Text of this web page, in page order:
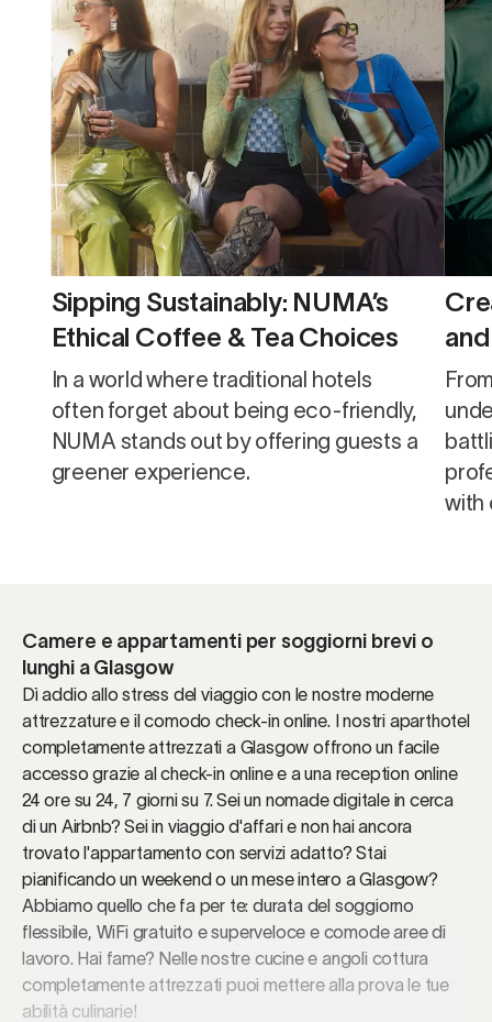
Sipping Sustainably: NUMA’s
Ethical Coffee & Tea Choices
In a world where traditional hotels
often forget about being eco-friendly,
NUMA stands out by offering guests a
greener experience.
with
Camere e appartamenti per soggiorni brevi o
lunghi a Glasgow
Dì addio allo stress del viaggio con le nostre moderne
attrezzature e il comodo check-in online. I nostri aparthotel
completamente attrezzati a Glasgow offrono un facile
accesso grazie al check-in online e a una reception online
24 ore su 24, 7 giorni su 7. Sei un nomade digitale in cerca
di un Airbnb? Sei in viaggio d'affari e non hai ancora
trovato l'appartamento con servizi adatto? Stai
pianificando un weekend o un mese intero a Glasgow?
Abbiamo quello che fa per te: durata del soggiorno
flessibile, WiFi gratuito e superveloce e comode aree di
lavoro. Hai fame? Nelle nostre cucine e angoli cottura
completamente attrezzati puoi mettere alla prova le tue
abilità culinarie!